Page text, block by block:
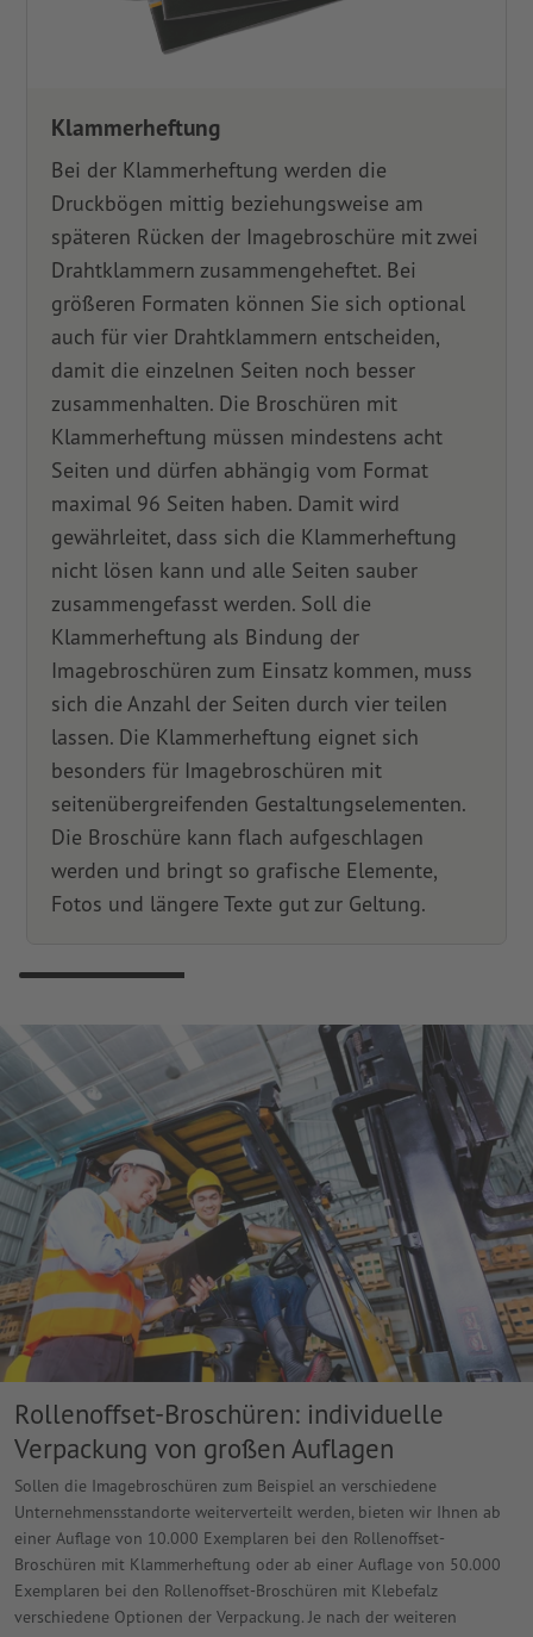
Klammerheftung
Bei der Klammerheftung werden die
Druckbögen mittig beziehungsweise am
späteren Rücken der Imagebroschüre mit zwei
Drahtklammern zusammengeheftet. Bei
größeren Formaten können Sie sich optional
auch für vier Drahtklammern entscheiden,
damit die einzelnen Seiten noch besser
zusammenhalten. Die Broschüren mit
Klammerheftung müssen mindestens acht
Seiten und dürfen abhängig vom Format
maximal 96 Seiten haben. Damit wird
gewährleitet, dass sich die Klammerheftung
nicht lösen kann und alle Seiten sauber
zusammengefasst werden. Soll die
Klammerheftung als Bindung der
Imagebroschüren zum Einsatz kommen, muss
sich die Anzahl der Seiten durch vier teilen
lassen. Die Klammerheftung eignet sich
besonders für Imagebroschüren mit
seitenübergreifenden Gestaltungselementen.
Die Broschüre kann flach aufgeschlagen
werden und bringt so grafische Elemente,
Fotos und längere Texte gut zur Geltung.
Rollenoffset-Broschüren: individuelle
Verpackung von großen Auflagen
Sollen die Imagebroschüren zum Beispiel an verschiedene
Unternehmensstandorte weiterverteilt werden, bieten wir Ihnen ab
einer Auflage von 10.000 Exemplaren bei den Rollenoffset-
Broschüren mit Klammerheftung oder ab einer Auflage von 50.000
Exemplaren bei den Rollenoffset-Broschüren mit Klebefalz
verschiedene Optionen der Verpackung. Je nach der weiteren